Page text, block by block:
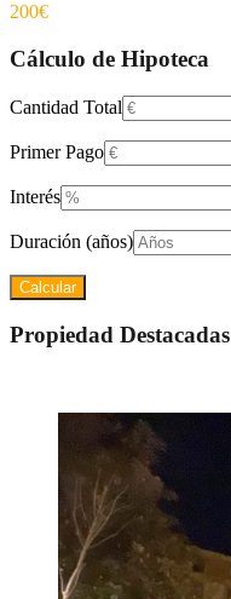
200€
Cálculo de Hipoteca
Cantidad Total
Primer Pago
Interés
Duración (años)
Propiedad Destacadas